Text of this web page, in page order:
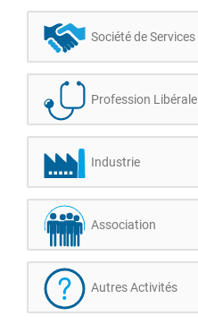
Société de Services
Profession Libérale
Industrie
Association
Autres Activités